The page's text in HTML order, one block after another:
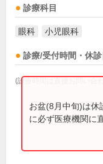
診療科目
眼科 小児眼科
診療/受付時間・休診
(診療時間は直接お問い合
お盆(8月中旬)は休
に必ず医療機関に